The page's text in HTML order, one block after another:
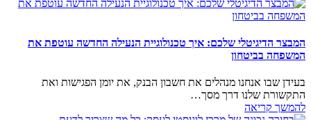
המבצר הדיגיטלי שלכם: איך טכנולוגיית הנעילה החדשה עוטפת את
המשפחה בביטחון
בעידן שבו אנחנו מנהלים את חשבון הבנק, את יומן הפגישות ואת
התקשורת שלנו דרך מסך…
להמשך קריאה